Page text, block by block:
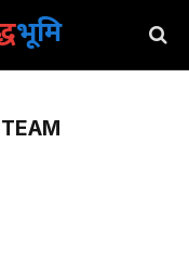
भूमि